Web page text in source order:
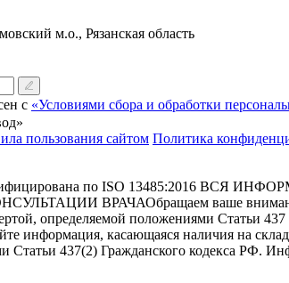
м.о., Рязанская область
с «Условиями сбора и обработки
пользования сайтом Политика
по ISO 13485:2016 ВСЯ
ВРАЧАОбращаем ваше
определяемой положениями Статьи
информация, касающаяся наличия на
Статьи 437(2) Гражданского кодекса РФ.